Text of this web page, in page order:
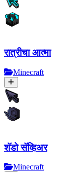
रात्रीचा आत्मा
Minecraft
शॅडो सॅव्हिअर
Minecraft